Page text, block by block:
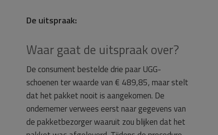
De uitspraak:
Waar gaat de uitspraak over?
De consument bestelde drie paar UGG-
schoenen ter waarde van € 489,85, maar stelt
dat het pakket nooit is aangekomen. De
ondernemer verwees eerst naar gegevens van
de pakketbezorger waaruit zou blijken dat het